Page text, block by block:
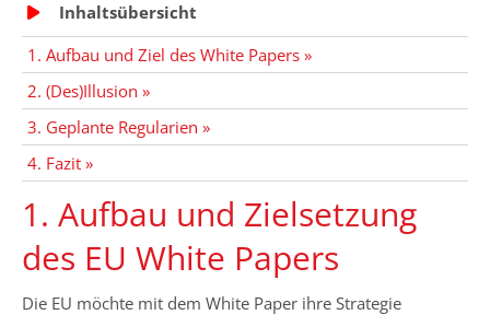
Inhaltsübersicht
1. Aufbau und Ziel des White Papers »
2. (Des)Illusion »
3. Geplante Regularien »
4. Fazit »
1. Aufbau und Zielsetzung
des EU White Papers
Die EU möchte mit dem White Paper ihre Strategie